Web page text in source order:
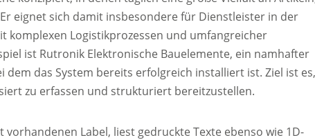
eignet sich damit insbesondere für Dienstleister in der
Logistikprozessen und umfangreicher
ist Rutronik Elektronische Bauelemente, ein namhafter
das System bereits erfolgreich installiert ist. Ziel ist es,
zu erfassen und strukturiert bereitzustellen.
Label, liest gedruckte Texte ebenso wie 1D-